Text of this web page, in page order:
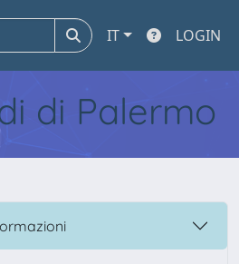
IT LOGIN
di Palermo